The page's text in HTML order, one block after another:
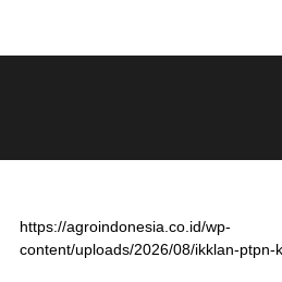
https://agroindonesia.co.id/wp-
content/uploads/2026/08/ikklan-ptpn-